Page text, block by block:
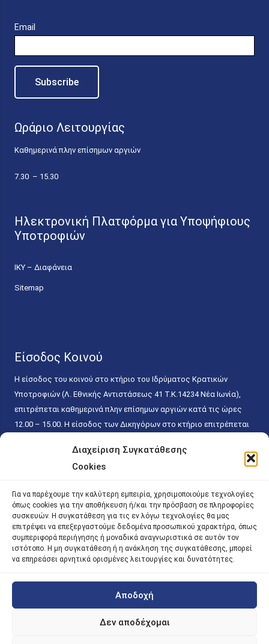
Διαχείριση Συγκατάθεσης
Cookies
Για να παρέχουμε την καλύτερη εμπειρία, χρησιμοποιούμε τεχνολογίες
όπως cookies για την αποθήκευση ή/και την πρόσβαση σε πληροφορίες
συσκευών. Η συγκατάθεση για τις εν λόγω τεχνολογίες θα μας
επιτρέψει να επεξεργαστούμε δεδομένα προσωπικού χαρακτήρα, όπως
συμπεριφορά περιήγησης ή μοναδικά αναγνωριστικά σε αυτόν τον
ιστότοπο. Η μη συγκατάθεση ή η ανάκληση της συγκατάθεσης, μπορεί
να επηρεάσει αρνητικά ορισμένες λειτουργίες και δυνατότητες.
Αποδοχή
Δεν αποδέχομαι
Email
Ωράριο Λειτουργίας
Καθημερινά πλην επίσημων αργιών
7.30 – 15.30
Ηλεκτρονική Πλατφόρμα για Υποψήφιους
Υποτροφιών
ΙΚΥ – Διαφάνεια
Sitemap
Είσοδος Κοινού
Η είσοδος του κοινού στο κτήριο του Ιδρύματος Κρατικών
Υποτροφιών (Λ. Εθνικής Αντιστάσεως 41 T.K.14234 Νέα Ιωνία),
επιτρέπεται καθημερινά πλην επίσημων αργιών κατά τις ώρες
12.00 – 15.00. Η είσοδος των Δικηγόρων στο κτήριο επιτρέπεται
κάθε εργάσιμη ημέρα και ώρα χωρίς κανέναν χρονικό ή άλλο
περιορισμό. Η είσοδος του κοινού ειδικά στο γραφείο του
15.00. Η εξυπηρέτηση του κοινού πραγματοποιείται βάσει των
παγίων ισχυουσών διατάξεων. Για την αποφυγή συνωστισμού
εντός του εσωτερικού χώρου εξυπηρέτησης και αναμονής του
κοινού, η εξυπηρέτησή του δύναται να πραγματοποιείται κατόπιν
προγραμματισμένου ραντεβού.
| iky.gr | All Rights Reserved
Designed and Developed by ACM Digital